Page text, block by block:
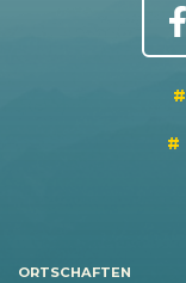
ORTSCHAFTEN